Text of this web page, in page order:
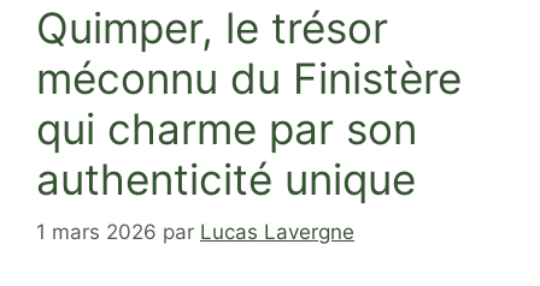
Quimper, le trésor
méconnu du Finistère
qui charme par son
authenticité unique
1 mars 2026 par Lucas Lavergne